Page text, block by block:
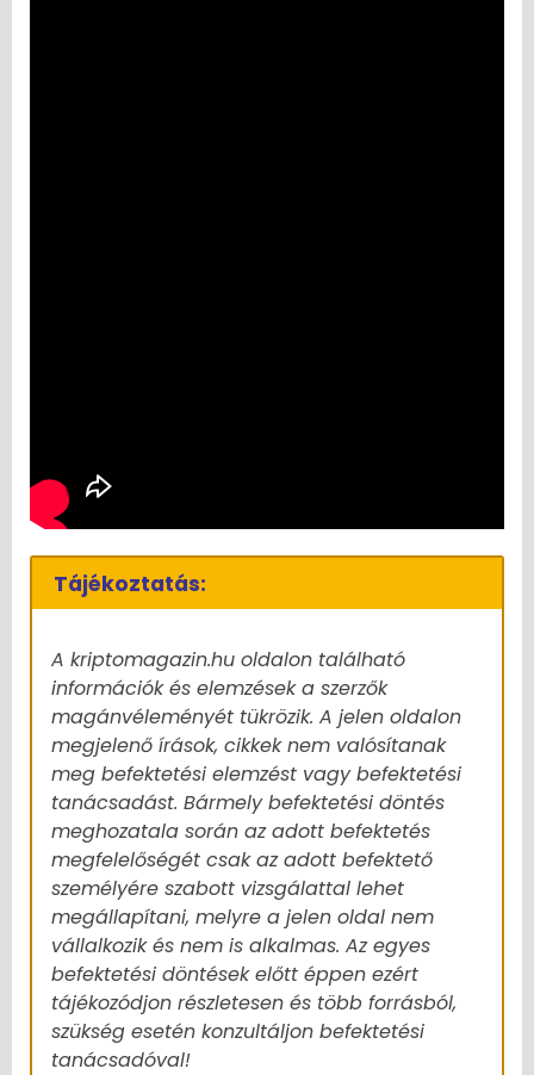
Tájékoztatás:
A kriptomagazin.hu oldalon található
információk és elemzések a szerzők
magánvéleményét tükrözik. A jelen oldalon
megjelenő írások, cikkek nem valósítanak
meg befektetési elemzést vagy befektetési
tanácsadást. Bármely befektetési döntés
meghozatala során az adott befektetés
megfelelőségét csak az adott befektető
személyére szabott vizsgálattal lehet
megállapítani, melyre a jelen oldal nem
vállalkozik és nem is alkalmas. Az egyes
befektetési döntések előtt éppen ezért
tájékozódjon részletesen és több forrásból,
szükség esetén konzultáljon befektetési
tanácsadóval!